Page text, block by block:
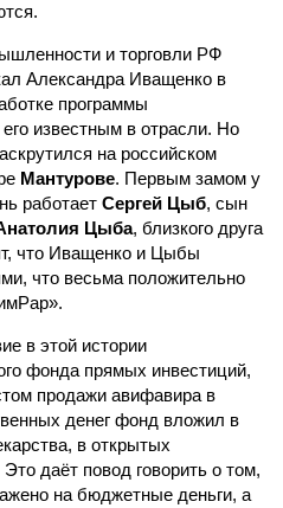
и торговли РФ
Александра Иващенко в
программы
известным в отрасли. Но
на российском
Мантурове. Первым замом у
работает Сергей Цыб, сын
Цыба, близкого друга
что Иващенко и Цыбы
что весьма положительно
в этой истории
фонда прямых инвестиций,
продажи авифавира в
денег фонд вложил в
в открытых
даёт повод говорить о том,
на бюджетные деньги, а